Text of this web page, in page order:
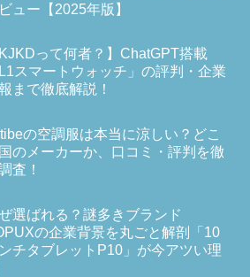
ュー【2025年版】
KJKDって何者？】ChatGPT搭載
L1スマートウォッチ」の評判・企業
まで徹底解説！
の空調服は本当に涼しい？どこ
のメーカーか、口コミ・評判を徹
査！
選ばれる？謎多きブランド
の企業背景を丸ごと解剖「10
チタブレットP10」が今アツい理